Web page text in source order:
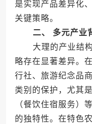
是实现产品差异化
关键策略。
二、 多元产业
大理的产业结构
略存在显著差异。
行社、旅游纪念品
类别的保护，尤其
（餐饮住宿服务）
的独特性。在特色